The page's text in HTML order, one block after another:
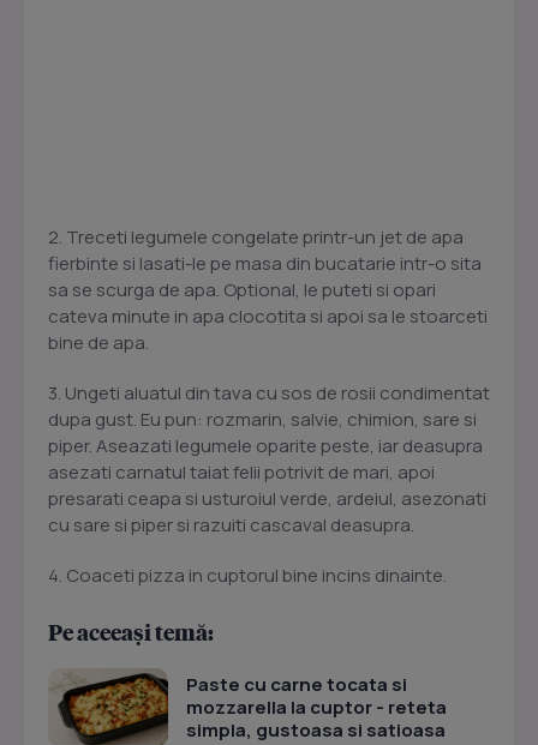
2. Treceti legumele congelate printr-un jet de apa
fierbinte si lasati-le pe masa din bucatarie intr-o sita
sa se scurga de apa. Optional, le puteti si opari
cateva minute in apa clocotita si apoi sa le stoarceti
bine de apa.
3. Ungeti aluatul din tava cu sos de rosii condimentat
dupa gust. Eu pun: rozmarin, salvie, chimion, sare si
piper. Aseazati legumele oparite peste, iar deasupra
asezati carnatul taiat felii potrivit de mari, apoi
presarati ceapa si usturoiul verde, ardeiul, asezonati
cu sare si piper si razuiti cascaval deasupra.
4. Coaceti pizza in cuptorul bine incins dinainte.
Pe aceeași temă:
Paste cu carne tocata si
mozzarella la cuptor - reteta
simpla, gustoasa si satioasa